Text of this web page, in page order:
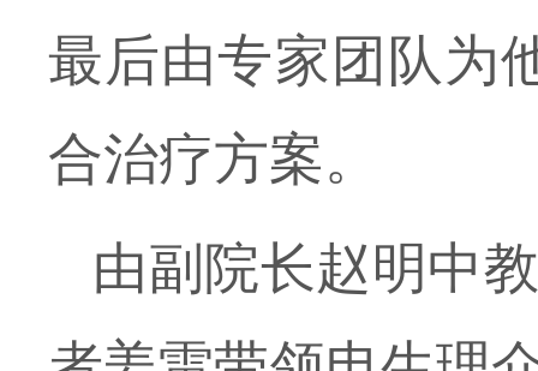
最后由专家团队为
合治疗方案。
由副院长赵明中